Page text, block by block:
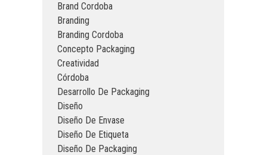
Brand Cordoba
Branding
Branding Cordoba
Concepto Packaging
Creatividad
Córdoba
Desarrollo De Packaging
Diseño
Diseño De Envase
Diseño De Etiqueta
Diseño De Packaging